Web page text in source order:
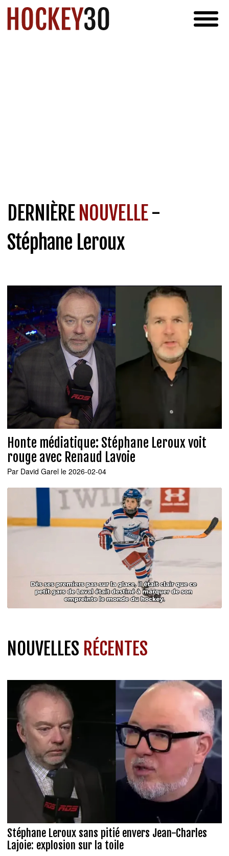
DERNIÈRENOUVELLE-
Stéphane Leroux
Honte médiatique: Stéphane Leroux voit
rouge avec Renaud Lavoie
Par David Garel le 2026-02-04
NOUVELLES RÉCENTES
Stéphane Leroux sans pitié envers Jean-Charles
Lajoie: explosion sur la toile